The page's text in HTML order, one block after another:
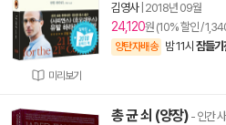
미리보기
김영사| 2018년 09월
24,120원 (10% 할인 /
양탄자배송 밤 11시 잠들기
총 균 쇠 (양장) - 인간